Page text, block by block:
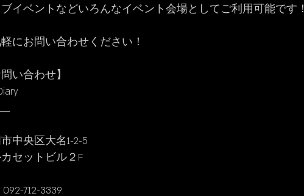
イベントなどいろんなイベント会場としてご利用可能です！
にお問い合わせください！
問い合わせ】
中央区大名1-2-5
セットビル２F
092-712-3339